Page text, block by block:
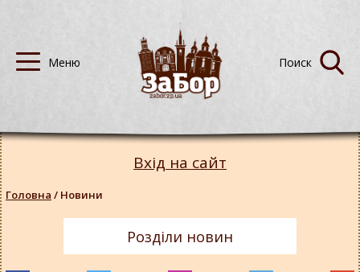
Вхід на сайт
Головна / Новини
Розділи новин